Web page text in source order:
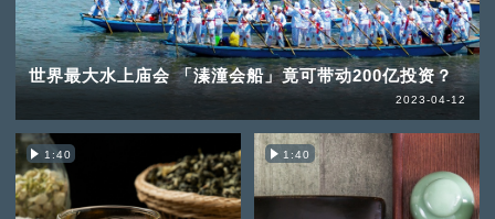
世界最大水上庙会 「溱潼会船」竟可带动200亿投资？
2023-04-12
1:40 1:40